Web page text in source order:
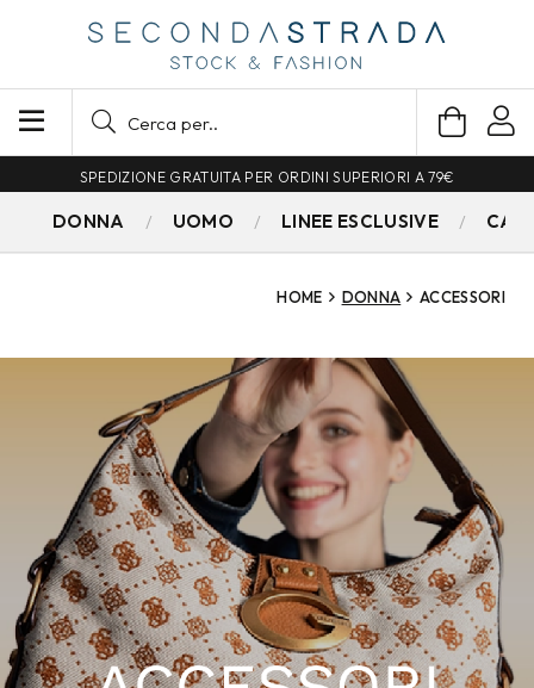
SPEDIZIONE GRATUITA PER ORDINI SUPERIORI A 79€
DONNA UOMO LINEE ESCLUSIVE
HOME DONNA ACCESSORI